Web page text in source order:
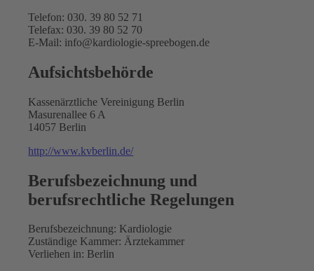
Telefon: 030. 39 80 52 71
Telefax: 030. 39 80 52 70
E-Mail: info@kardiologie-spreebogen.de
Aufsichtsbehörde
Kassenärztliche Vereinigung Berlin
Masurenallee 6 A
14057 Berlin
http://www.kvberlin.de/
Berufsbezeichnung und
berufsrechtliche Regelungen
Berufsbezeichnung: Kardiologie
Zuständige Kammer: Ärztekammer
Verliehen in: Berlin